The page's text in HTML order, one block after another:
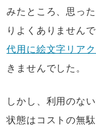
みたところ、思っ
りよくありません
代用に絵文字リア
きませんでした。
しかし、利用のな
状態はコストの無